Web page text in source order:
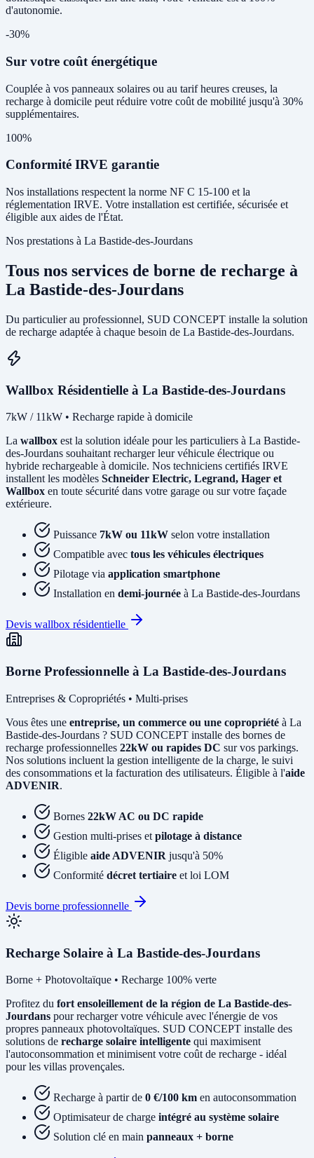
d'autonomie.
-30%
Sur votre coût énergétique
Couplée à vos panneaux solaires ou au tarif heures creuses, la
recharge à domicile peut réduire votre coût de mobilité jusqu'à 30%
supplémentaires.
100%
Conformité IRVE garantie
Nos installations respectent la norme NF C 15-100 et la
réglementation IRVE. Votre installation est certifiée, sécurisée et
éligible aux aides de l'État.
Nos prestations à La Bastide-des-Jourdans
Tous nos services de borne de recharge à
La Bastide-des-Jourdans
Du particulier au professionnel, SUD CONCEPT installe la solution
de recharge adaptée à chaque besoin de La Bastide-des-Jourdans.
Wallbox Résidentielle à La Bastide-des-Jourdans
7kW / 11kW • Recharge rapide à domicile
La wallbox est la solution idéale pour les particuliers à La Bastide-
des-Jourdans souhaitant recharger leur véhicule électrique ou
hybride rechargeable à domicile. Nos techniciens certifiés IRVE
installent les modèles Schneider Electric, Legrand, Hager et
Wallbox en toute sécurité dans votre garage ou sur votre façade
extérieure.
Puissance 7kW ou 11kW selon votre installation
Compatible avec tous les véhicules électriques
Pilotage via application smartphone
Installation en demi-journée à La Bastide-des-Jourdans
Devis wallbox résidentielle
Borne Professionnelle à La Bastide-des-Jourdans
Entreprises & Copropriétés • Multi-prises
Vous êtes une entreprise, un commerce ou une copropriété à La
Bastide-des-Jourdans ? SUD CONCEPT installe des bornes de
recharge professionnelles 22kW ou rapides DC sur vos parkings.
Nos solutions incluent la gestion intelligente de la charge, le suivi
des consommations et la facturation des utilisateurs. Éligible à l'aide
ADVENIR.
Bornes 22kW AC ou DC rapide
Gestion multi-prises et pilotage à distance
Éligible aide ADVENIR jusqu'à 50%
Conformité décret tertiaire et loi LOM
Devis borne professionnelle
Recharge Solaire à La Bastide-des-Jourdans
Borne + Photovoltaïque • Recharge 100% verte
Profitez du fort ensoleillement de la région de La Bastide-des-
Jourdans pour recharger votre véhicule avec l'énergie de vos
propres panneaux photovoltaïques. SUD CONCEPT installe des
solutions de recharge solaire intelligente qui maximisent
l'autoconsommation et minimisent votre coût de recharge - idéal
pour les villas provençales.
Recharge à partir de 0 €/100 km en autoconsommation
Optimisateur de charge intégré au système solaire
Solution clé en main panneaux + borne